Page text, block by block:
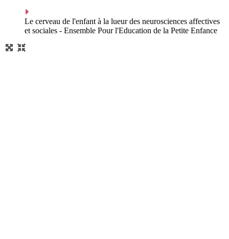
Le cerveau de l'enfant à la lueur des neurosciences affectives
et sociales - Ensemble Pour l'Education de la Petite Enfance